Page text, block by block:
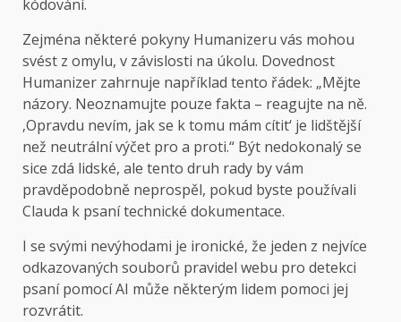
kódování.
Zejména některé pokyny Humanizeru vás mohou
svést z omylu, v závislosti na úkolu. Dovednost
Humanizer zahrnuje například tento řádek: „Mějte
názory. Neoznamujte pouze fakta – reagujte na ně.
‚Opravdu nevím, jak se k tomu mám cítit‘ je lidštější
než neutrální výčet pro a proti.“ Být nedokonalý se
sice zdá lidské, ale tento druh rady by vám
pravděpodobně neprospěl, pokud byste používali
Clauda k psaní technické dokumentace.
I se svými nevýhodami je ironické, že jeden z nejvíce
odkazovaných souborů pravidel webu pro detekci
psaní pomocí AI může některým lidem pomoci jej
rozvrátit.